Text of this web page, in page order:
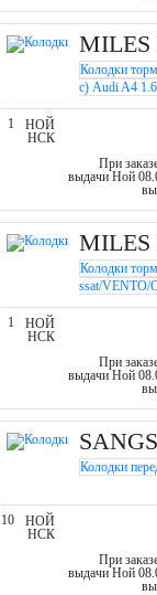
MILES
Колодки
c) Audi A4
E100097
1
НОЙ
НСК
При
выдачи Ной
MILES
Колодки
ssat/VENTO/
1
НОЙ
НСК
При
выдачи Ной
Колодки
10
НОЙ
НСК
При
выдачи Ной